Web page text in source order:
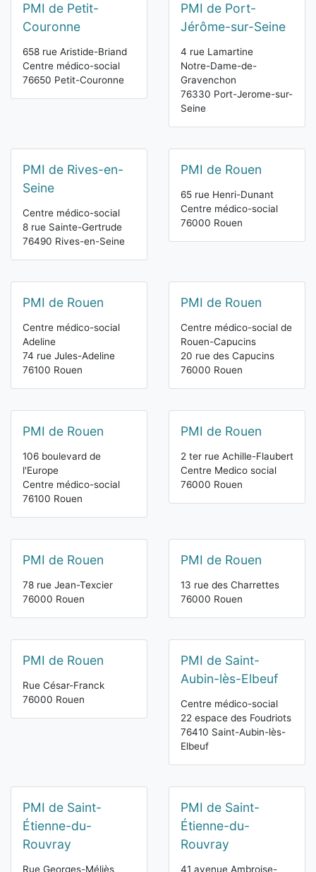
PMI de Petit-
Couronne
658 rue Aristide-Briand
Centre médico-social
76650 Petit-Couronne
PMI de Port-
Jérôme-sur-Seine
4 rue Lamartine
Notre-Dame-de-
Gravenchon
76330 Port-Jerome-sur-
Seine
PMI de Rives-en-
Seine
Centre médico-social
8 rue Sainte-Gertrude
76490 Rives-en-Seine
PMI de Rouen
65 rue Henri-Dunant
Centre médico-social
76000 Rouen
PMI de Rouen
Centre médico-social
Adeline
74 rue Jules-Adeline
76100 Rouen
PMI de Rouen
Centre médico-social de
Rouen-Capucins
20 rue des Capucins
76000 Rouen
PMI de Rouen
106 boulevard de
l'Europe
Centre médico-social
76100 Rouen
PMI de Rouen
2 ter rue Achille-Flaubert
Centre Medico social
76000 Rouen
PMI de Rouen
78 rue Jean-Texcier
76000 Rouen
PMI de Rouen
13 rue des Charrettes
76000 Rouen
PMI de Rouen
Rue César-Franck
76000 Rouen
PMI de Saint-
Aubin-lès-Elbeuf
Centre médico-social
22 espace des Foudriots
76410 Saint-Aubin-lès-
Elbeuf
PMI de Saint-
Étienne-du-
Rouvray
Rue Georges-Méliès
PMI de Saint-
Étienne-du-
Rouvray
41 avenue Ambroise-